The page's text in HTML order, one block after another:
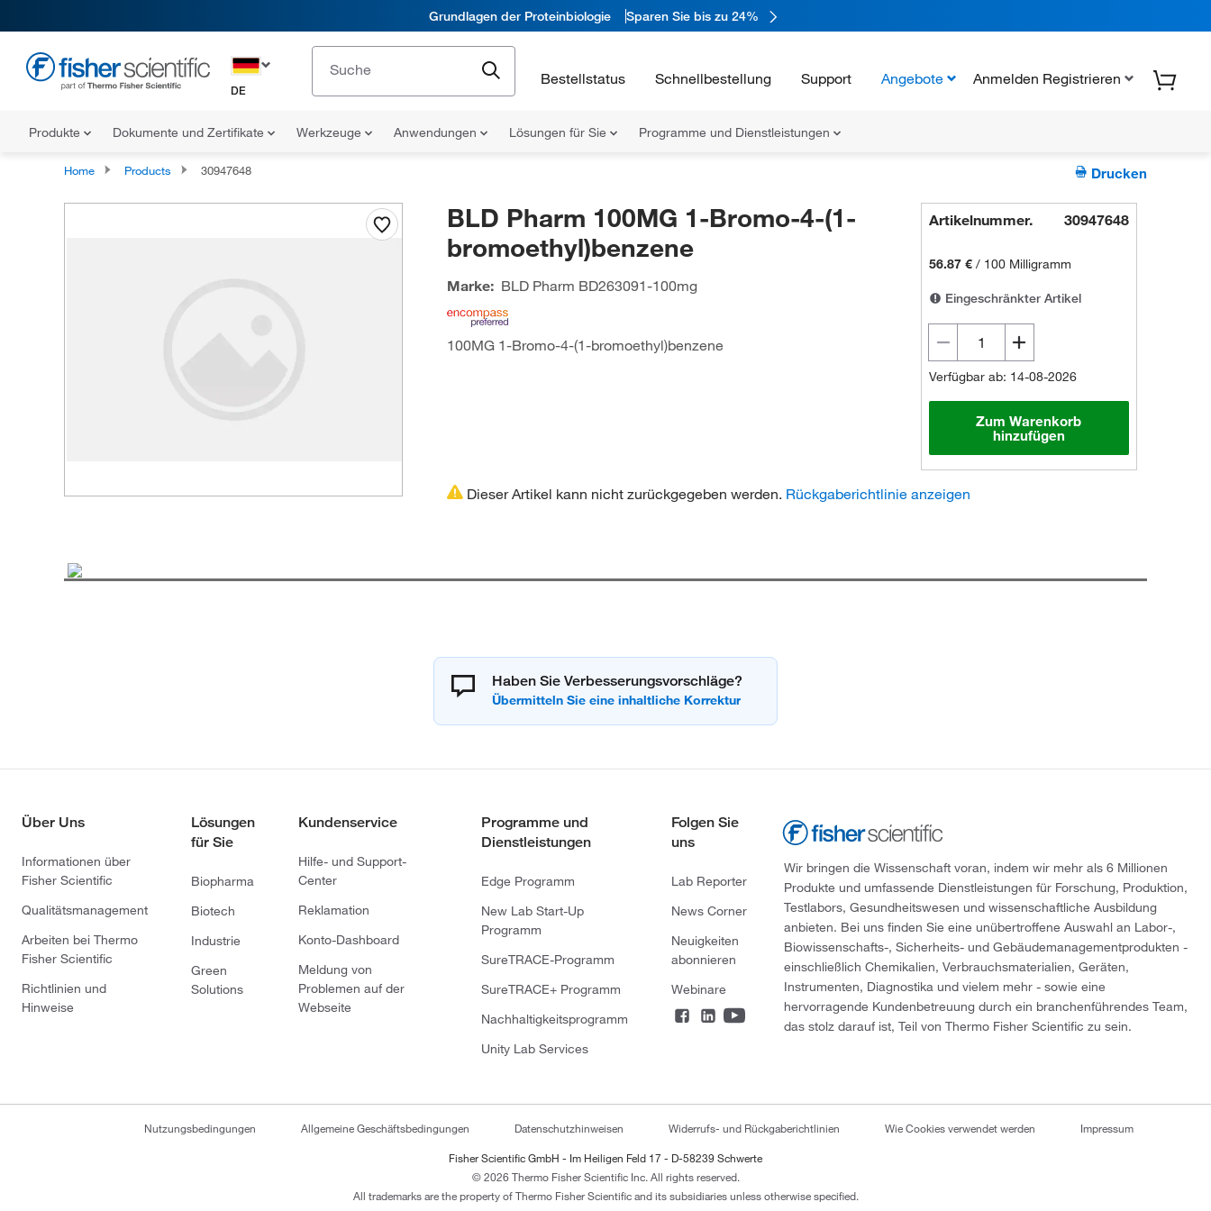
Grundlagen der Proteinbiologie Sparen Sie bis zu 24%
DE
Bestellstatus Schnellbestellung Support Angebote Anmelden Registrieren
Produkte Dokumente und Zertifikate Werkzeuge Anwendungen Lösungen für Sie Programme und Dienstleistungen
Home Products 30947648 Drucken
BLD Pharm 100MG 1-Bromo-4-(1-
bromoethyl)benzene
Marke: BLD Pharm BD263091-100mg
100MG 1-Bromo-4-(1-bromoethyl)benzene
Artikelnummer. 30947648
56.87 € / 100 Milligramm
Eingeschränkter Artikel
Verfügbar ab: 14-08-2026
Zum Warenkorb
hinzufügen
Dieser Artikel kann nicht zurückgegeben werden. Rückgaberichtlinie anzeigen
Haben Sie Verbesserungsvorschläge?
Über Uns
Informationen über
Fisher Scientific
Qualitätsmanagement
Arbeiten bei Thermo
Fisher Scientific
Richtlinien und
Hinweise
Lösungen
für Sie
Biopharma
Biotech
Industrie
Green
Solutions
Kundenservice
Hilfe- und Support-
Center
Reklamation
Konto-Dashboard
Meldung von
Problemen auf der
Webseite
Programme und
Dienstleistungen
Edge Programm
New Lab Start-Up
Programm
SureTRACE-Programm
SureTRACE+ Programm
Nachhaltigkeitsprogramm
Unity Lab Services
Folgen Sie
uns
Lab Reporter
News Corner
Neuigkeiten
abonnieren
Webinare
Wir bringen die Wissenschaft voran, indem wir mehr als 6 Millionen
Produkte und umfassende Dienstleistungen für Forschung, Produktion,
Testlabors, Gesundheitswesen und wissenschaftliche Ausbildung
anbieten. Bei uns finden Sie eine unübertroffene Auswahl an Labor-,
Biowissenschafts-, Sicherheits- und Gebäudemanagementprodukten -
einschließlich Chemikalien, Verbrauchsmaterialien, Geräten,
Instrumenten, Diagnostika und vielem mehr - sowie eine
hervorragende Kundenbetreuung durch ein branchenführendes Team,
das stolz darauf ist, Teil von Thermo Fisher Scientific zu sein.
Nutzungsbedingungen Allgemeine Geschäftsbedingungen Datenschutzhinweisen Widerrufs- und Rückgaberichtlinien Wie Cookies verwendet werden Impressum
Fisher Scientific GmbH - Im Heiligen Feld 17 - D-58239 Schwerte
© 2026 Thermo Fisher Scientific Inc. All rights reserved.
All trademarks are the property of Thermo Fisher Scientific and its subsidiaries unless otherwise specified.